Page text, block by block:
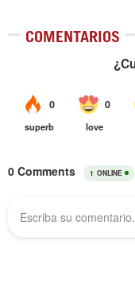
COMENTARIOS